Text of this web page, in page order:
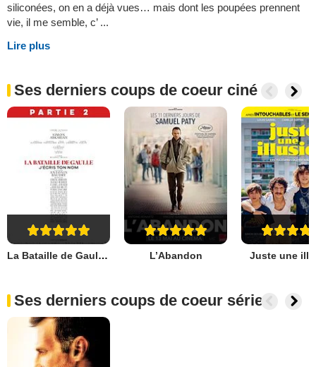
siliconées, on en a déjà vues… mais dont les poupées prennent
vie, il me semble, c’ ...
Lire plus
Ses derniers coups de coeur ciné
La Bataille de Gaulle - Partie 2 : J’écris ton nom L’Abandon Juste une
Ses derniers coups de coeur séries